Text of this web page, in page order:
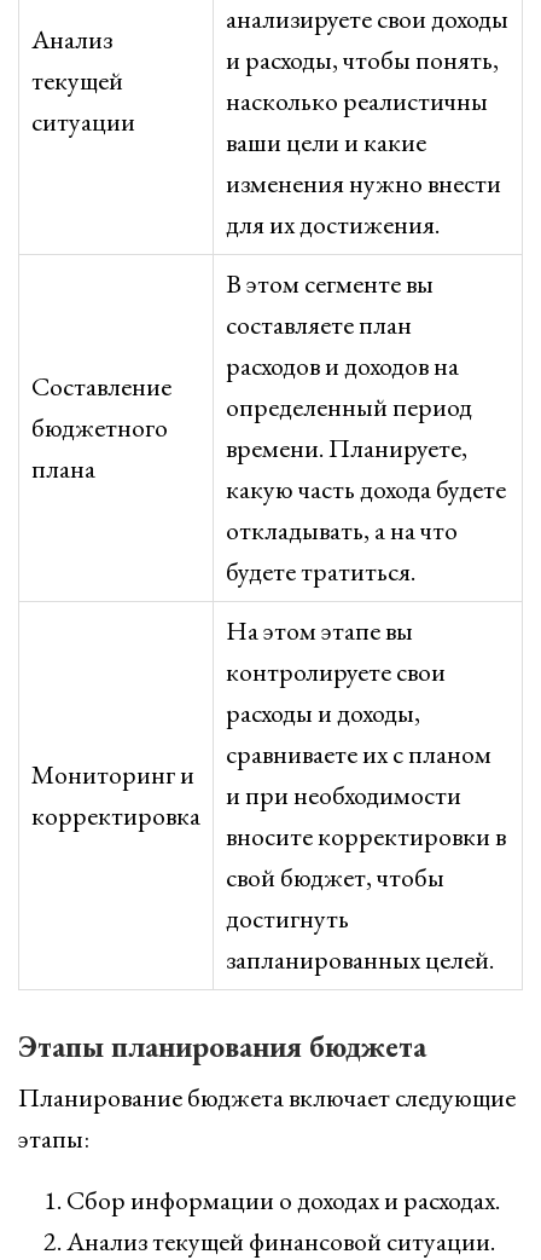
Анализ
текущей
ситуации
анализируете свои доходы
и расходы, чтобы понять,
насколько реалистичны
ваши цели и какие
изменения нужно внести
для их достижения.
Составление
бюджетного
плана
В этом сегменте вы
составляете план
расходов и доходов на
определенный период
времени. Планируете,
какую часть дохода будете
откладывать, а на что
будете тратиться.
Мониторинг и
корректировка
На этом этапе вы
контролируете свои
расходы и доходы,
сравниваете их с планом
и при необходимости
вносите корректировки в
свой бюджет, чтобы
достигнуть
запланированных целей.
Этапы планирования бюджета
Планирование бюджета включает следующие
этапы:
Сбор информации о доходах и расходах.
Анализ текущей финансовой ситуации.